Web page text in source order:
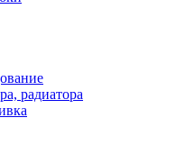
радиатора